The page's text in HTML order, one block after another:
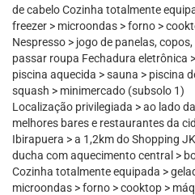
de cabelo Cozinha totalmente
freezer > microondas > forno >
Nespresso > jogo de panelas,
passar roupa Fechadura eletrônica
piscina aquecida > sauna > piscina
squash > minimercado (subsolo 1)
Localização privilegiada > ao lado
melhores bares e restaurantes da
Ibirapuera > a 1,2km do Shopping
ducha com aquecimento central >
Cozinha totalmente equipada >
microondas > forno > cooktop >